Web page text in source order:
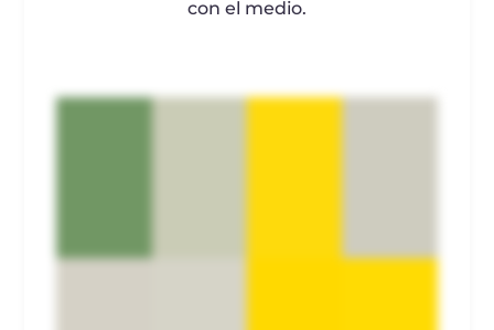
con el medio.